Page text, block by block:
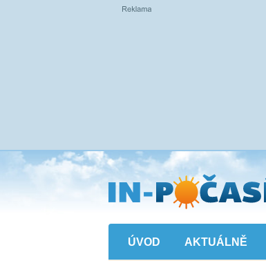
Přejít
na
hlavní
obsah
ÚVOD AKTUÁLNĚ